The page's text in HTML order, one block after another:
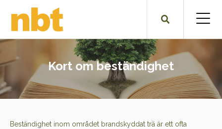
Kort om beständighet
Beständighet inom området brandskyddat trä är ett ofta